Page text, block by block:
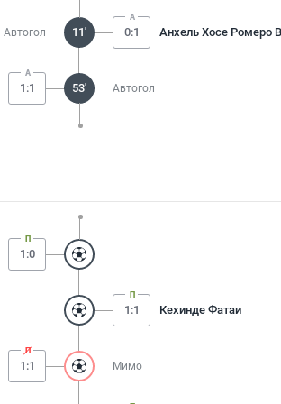
Автогол 11' 0:1 Анхель Хосе Ромеро
1:1 53' Автогол
1:0
1:1 Кехинде Фатаи
1:1 Мимо